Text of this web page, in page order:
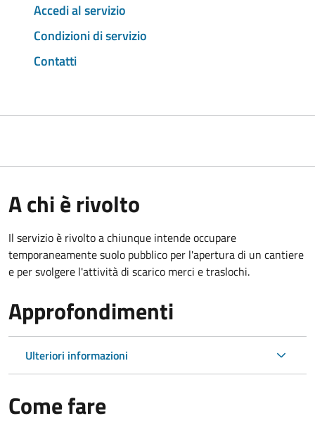
Accedi al servizio
Condizioni di servizio
Contatti
A chi è rivolto
Il servizio è rivolto a chiunque intende occupare
temporaneamente suolo pubblico per l'apertura di un cantiere
e per svolgere l'attività di scarico merci e traslochi.
Approfondimenti
Ulteriori informazioni
Come fare